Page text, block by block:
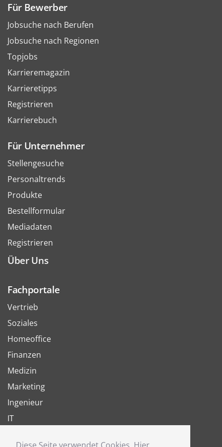
Für Bewerber
Jobsuche nach Berufen
Jobsuche nach Regionen
Topjobs
Karrieremagazin
Karrieretipps
Registrieren
Karrierebuch
Für Unternehmer
Stellengesuche
Personaltrends
Produkte
Bestellformular
Mediadaten
Registrieren
Über Uns
Fachportale
Vertrieb
Soziales
Homeoffice
Finanzen
Medizin
Marketing
Ingenieur
IT